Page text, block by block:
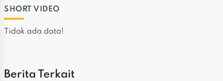
SHORT VIDEO
Tidak ada data!
Berita Terkait